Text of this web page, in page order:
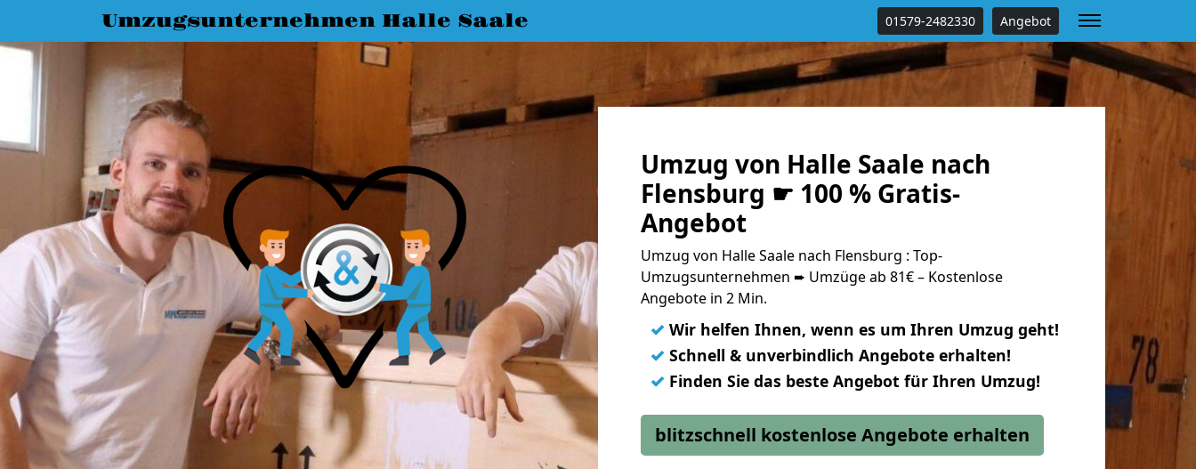
Umzugsunternehmen Halle Saale 01579-2482330 Angebot
Umzug von Halle Saale nach
Flensburg ☛ 100 % Gratis-
Angebot
Umzug von Halle Saale nach Flensburg : Top-
Umzugsunternehmen ➨ Umzüge ab 81€ – Kostenlose
Angebote in 2 Min.
✓ Wir helfen Ihnen, wenn es um Ihren Umzug geht!
✓ Schnell & unverbindlich Angebote erhalten!
✓ Finden Sie das beste Angebot für Ihren Umzug!
blitzschnell kostenlose Angebote erhalten